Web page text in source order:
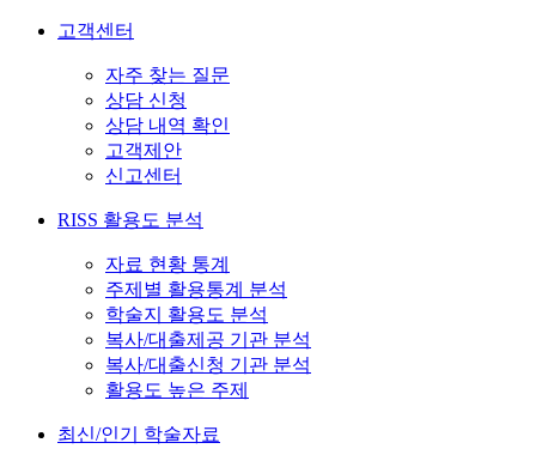
고객센터
자주 찾는 질문
상담 신청
상담 내역 확인
고객제안
신고센터
RISS 활용도 분석
자료 현황 통계
주제별 활용통계 분석
학술지 활용도 분석
복사/대출제공 기관 분석
복사/대출신청 기관 분석
활용도 높은 주제
최신/인기 학술자료